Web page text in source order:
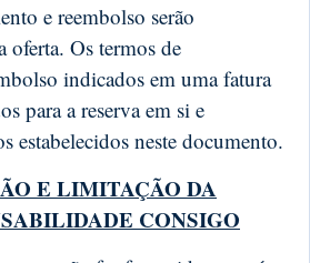
e reembolso serão
oferta. Os termos de
indicados em uma fatura
para a reserva em si e
estabelecidos neste documento.
E LIMITAÇÃO DA
CONSIGO